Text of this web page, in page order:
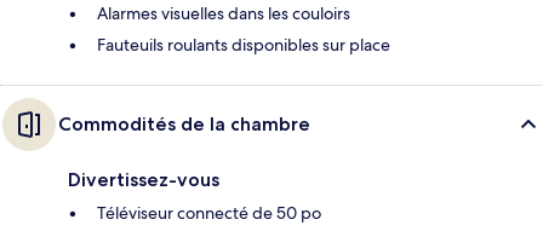
Alarmes visuelles dans les couloirs
Fauteuils roulants disponibles sur place
Commodités de la chambre
Divertissez-vous
Téléviseur connecté de 50 po